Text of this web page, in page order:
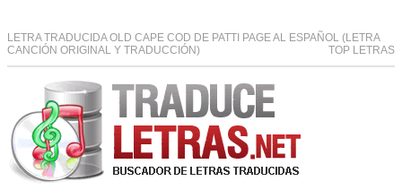
LETRA TRADUCIDA OLD CAPE COD DE PATTI PAGE AL ESPAÑOL (LETRA
CANCIÓN ORIGINAL Y TRADUCCIÓN)
TOP LETRAS